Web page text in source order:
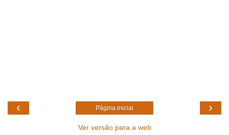
‹ ›
Página inicial
Ver versão para a web